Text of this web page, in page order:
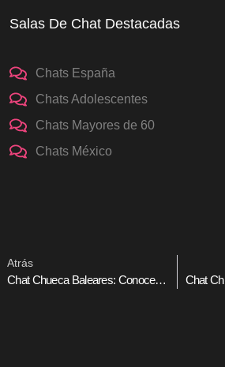
Salas De Chat Destacadas
Chats España
Chats Adolescentes
Chats Mayores de 60
Chats México
Atrás
Chat Chueca Baleares: Conoce Gente Y Haz Amigos